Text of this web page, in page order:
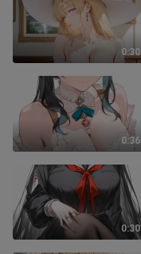
0:30
0:36
0:30